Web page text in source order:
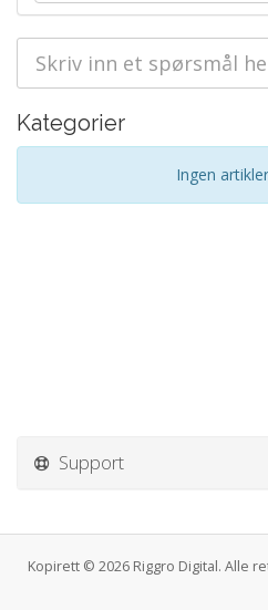
Kategorier
Ingen
Support
Kopirett © 2026 Riggro Digital. Alle